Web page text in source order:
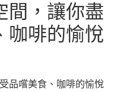
間，讓你盡
咖啡的愉悅
品嚐美食、咖啡的愉悅